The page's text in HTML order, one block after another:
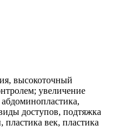
высокоточный
увеличение
доступов, подтяжка
век, пластика